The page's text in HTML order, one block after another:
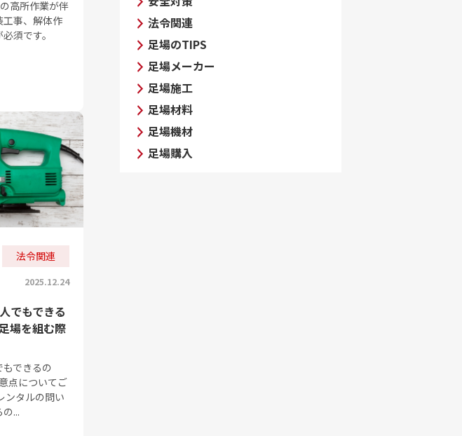
高所作業が伴
工事、解体作
須です。
法令関連
2025.12.24
でもできる
場を組む際
できるの
点についてご
ンタルの問い
...
法令関連
足場のTIPS
足場メーカー
足場施工
足場材料
足場機材
足場購入